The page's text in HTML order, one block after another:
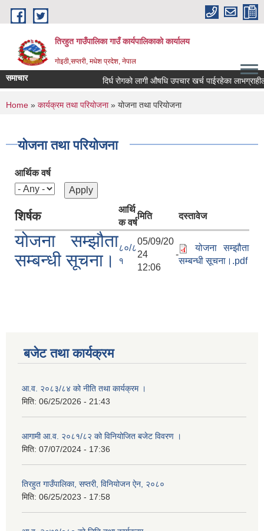
Skip to main content
तिरहुत गाउँपालिका गाउँ कार्यपालिकाकाे कार्यालय
गाेइठी,सप्तरी, मधेश प्रदेश, नेपाल
समाचार दिर्घ रोगको लागी औषधि उपचार खर्च पाईरहेका
You are here
Home » कार्यक्रम तथा परियोजना» योजना तथा परियोजना
योजना तथा परियोजना
आर्थिक वर्ष
शिर्षक
आर्थि
क वर्ष
मिति दस्तावेज
योजना सम्झौता
सम्बन्धी सूचना।
८०/८
१
05/09/20
24 -
12:06
योजना सम्झौता
सम्बन्धी सूचना।.pdf
बजेट तथा कार्यक्रम
आ.व. २०८३/८४ को नीति तथा कार्यक्रम ।
मिति: 06/25/2026 - 21:43
आगामी आ.व. २०८१/८२ को विनियोजित बजेट विवरण ।
मिति: 07/07/2024 - 17:36
तिरहुत गाउँपालिका, सप्तरी, विनियोजन ऐन, २०८०
मिति: 06/25/2023 - 17:58